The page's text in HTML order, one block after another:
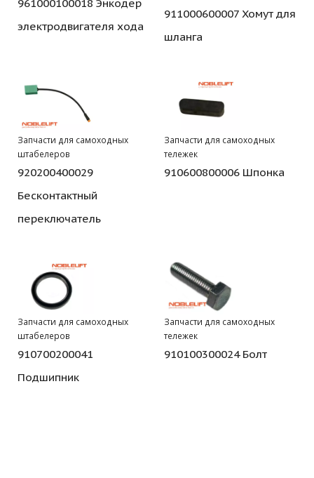
961000100018 Энкодер
электродвигателя хода
911000600007 Хомут для
шланга
Запчасти для самоходных
штабелеров
920200400029
Бесконтактный
переключатель
Запчасти для самоходных
тележек
910600800006 Шпонка
Запчасти для самоходных
штабелеров
910700200041
Подшипник
Запчасти для самоходных
тележек
910100300024 Болт